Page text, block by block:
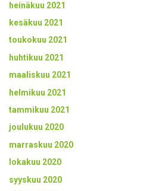
heinäkuu 2021
kesäkuu 2021
toukokuu 2021
huhtikuu 2021
maaliskuu 2021
helmikuu 2021
tammikuu 2021
joulukuu 2020
marraskuu 2020
lokakuu 2020
syyskuu 2020